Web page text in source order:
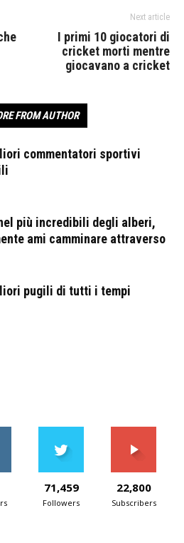
Next article
I primi 10 giocatori di
cricket morti mentre
giocavano a cricket
FROM AUTHOR
commentatori sportivi
più incredibili degli alberi,
ami camminare attraverso
pugili di tutti i tempi
71,459
Followers
22,800
Subscribers